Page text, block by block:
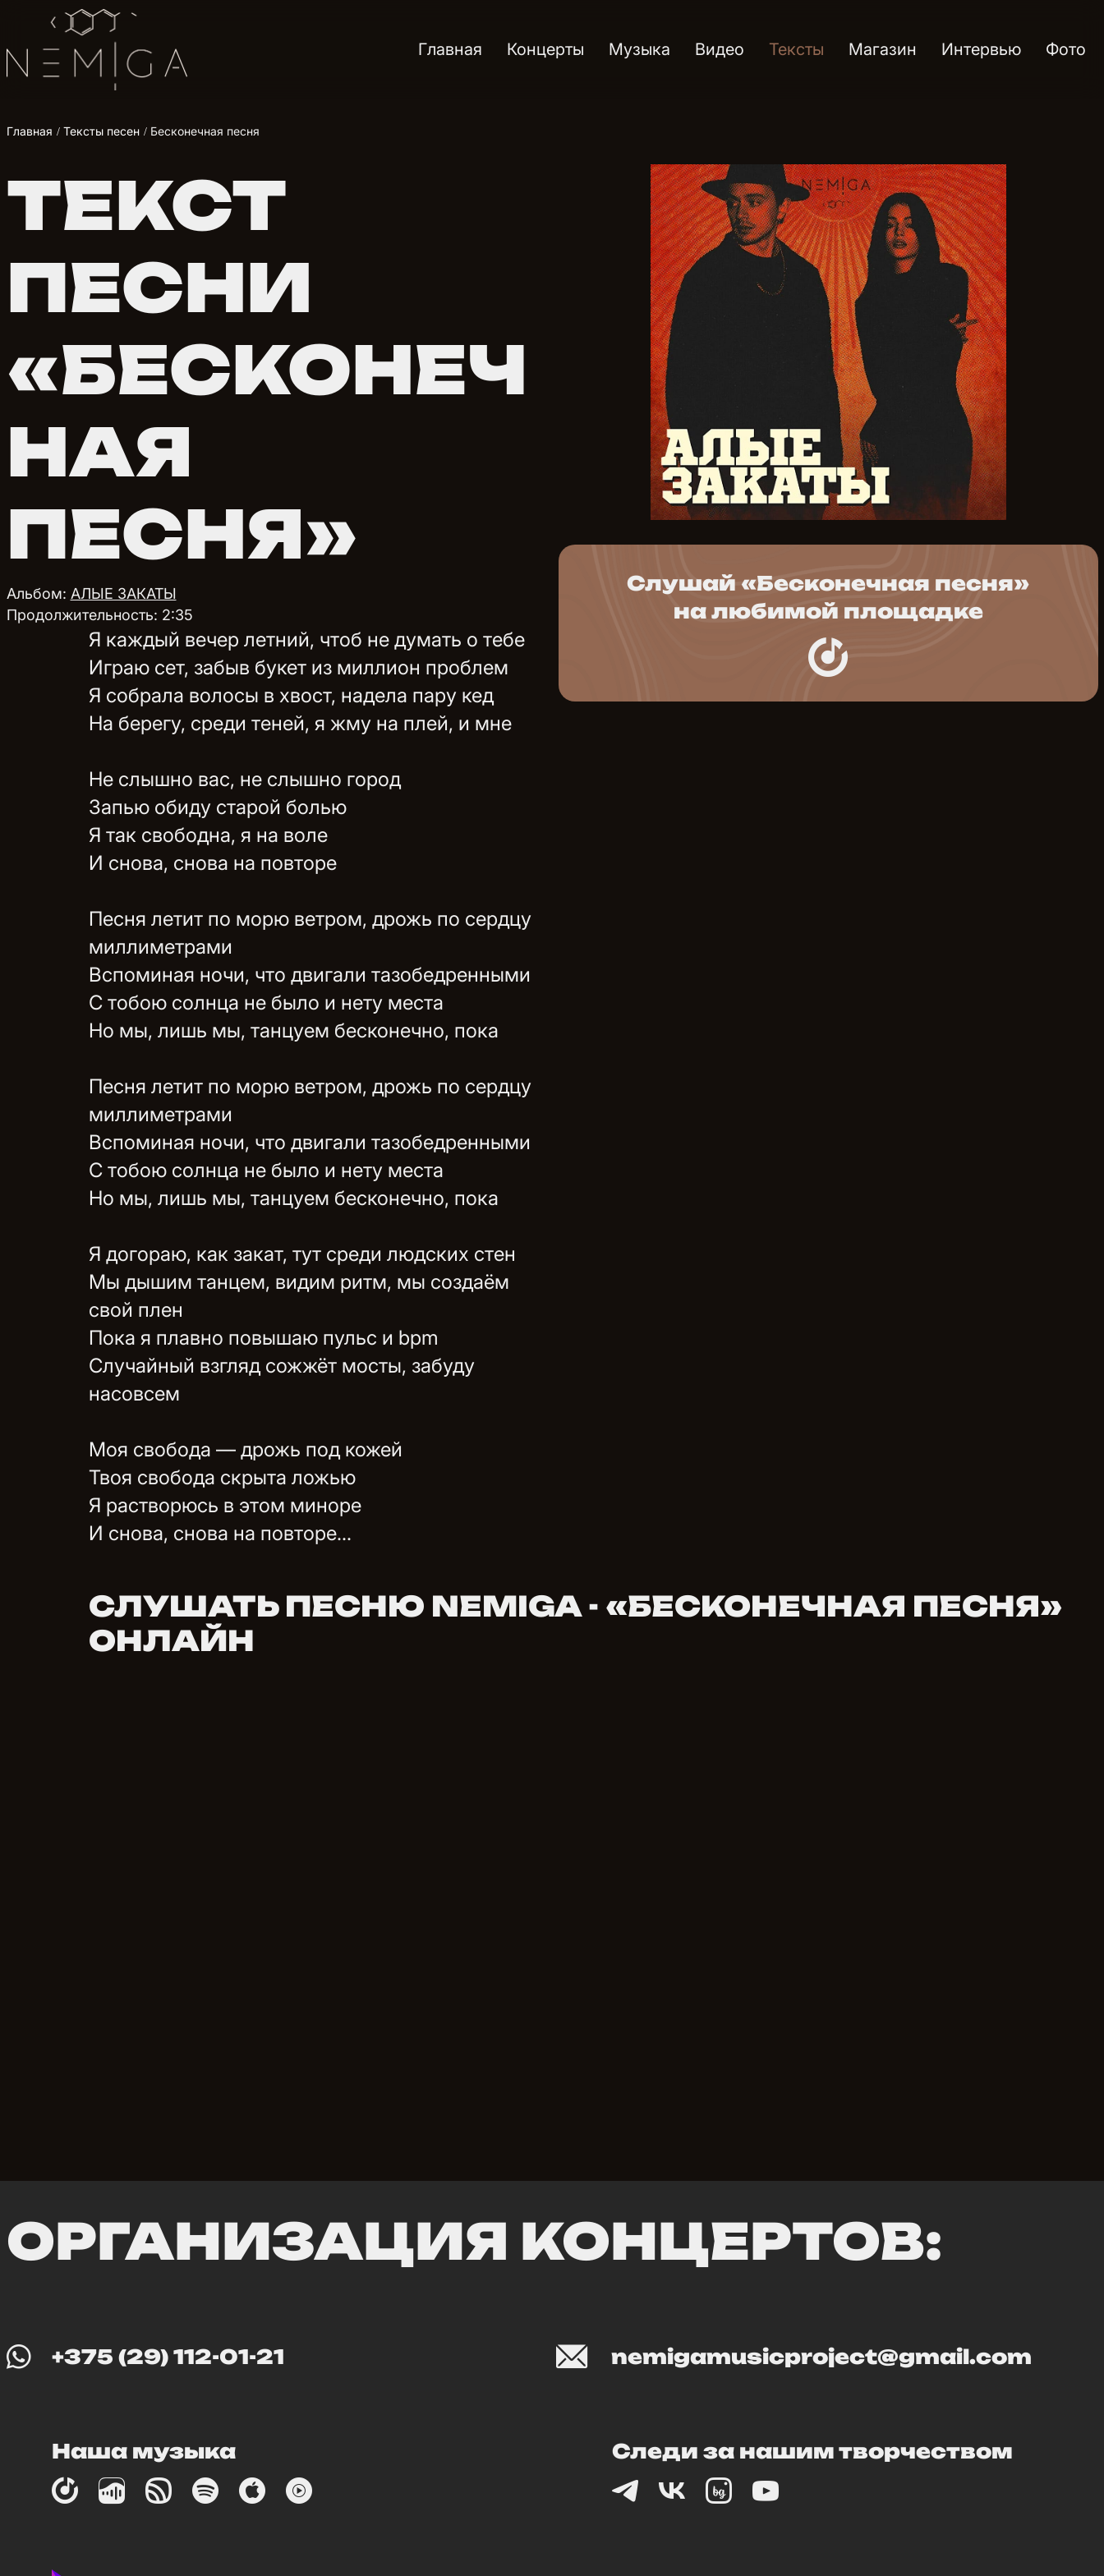
Главная Концерты Музыка Видео Тексты Магазин Интервью Фото
Главная Тексты песен Бесконечная песня
ТЕКСТ
ПЕСНИ
«БЕСКОНЕЧ
НАЯ
ПЕСНЯ»
Альбом: АЛЫЕ ЗАКАТЫ
Продолжительность: 2:35
Я каждый вечер летний, чтоб не думать о тебе
Играю сет, забыв букет из миллион проблем
Я собрала волосы в хвост, надела пару кед
На берегу, среди теней, я жму на плей, и мне
Не слышно вас, не слышно город
Запью обиду старой болью
Я так свободна, я на воле
И снова, снова на повторе
Песня летит по морю ветром, дрожь по сердцу
миллиметрами
Вспоминая ночи, что двигали тазобедренными
С тобою солнца не было и нету места
Но мы, лишь мы, танцуем бесконечно, пока
Песня летит по морю ветром, дрожь по сердцу
миллиметрами
Вспоминая ночи, что двигали тазобедренными
С тобою солнца не было и нету места
Но мы, лишь мы, танцуем бесконечно, пока
Я догораю, как закат, тут среди людских стен
Мы дышим танцем, видим ритм, мы создаём
свой плен
Пока я плавно повышаю пульс и bpm
Случайный взгляд сожжёт мосты, забуду
насовсем
Моя свобода — дрожь под кожей
Твоя свобода скрыта ложью
Я растворюсь в этом миноре
И снова, снова на повторе...
Слушай «Бесконечная песня»
на любимой площадке
СЛУШАТЬ ПЕСНЮ NEMIGA - «БЕСКОНЕЧНАЯ ПЕСНЯ»
ОНЛАЙН
ОРГАНИЗАЦИЯ КОНЦЕРТОВ:
+375 (29) 112-01-21 nemigamusicproject@gmail.com
Наша музыка Следи за нашим творчеством